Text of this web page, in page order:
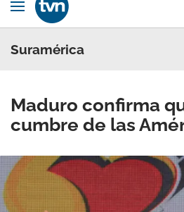
Obrir navegació
Suramérica
Maduro confirma
cumbre de las